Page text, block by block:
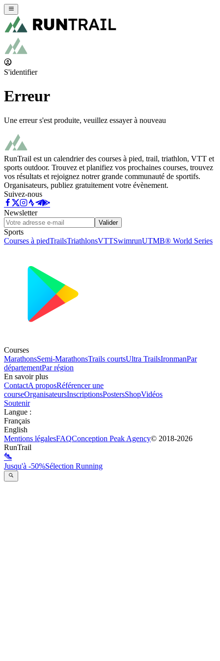
S'identifier
Erreur
Une erreur s'est produite, veuillez essayer à nouveau
RunTrail est un calendrier des courses à pied, trail, triathlon, VTT et
sports outdoor. Trouvez et planifiez vos prochaines courses, trouvez
vos résultats et rejoignez notrer grande communauté de sportifs.
Organisateurs, publiez gratuitement votre évènement.
Suivez-nous
Newsletter
Valider
Sports
Courses à piedTrailsTriathlonsVTTSwimrunUTMB® World Series
Courses
MarathonsSemi-MarathonsTrails courtsUltra TrailsIronmanPar
départementPar région
En savoir plus
ContactA proposRéférencer une
courseOrganisateursInscriptionsPostersShopVidéos
Soutenir
Langue :
Français
English
Mentions légalesFAQConception Peak Agency© 2018-2026
RunTrail
Jusqu'à -50%Sélection Running